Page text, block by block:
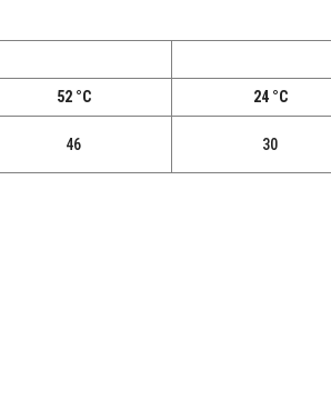
52 °C 24 °C
46 30